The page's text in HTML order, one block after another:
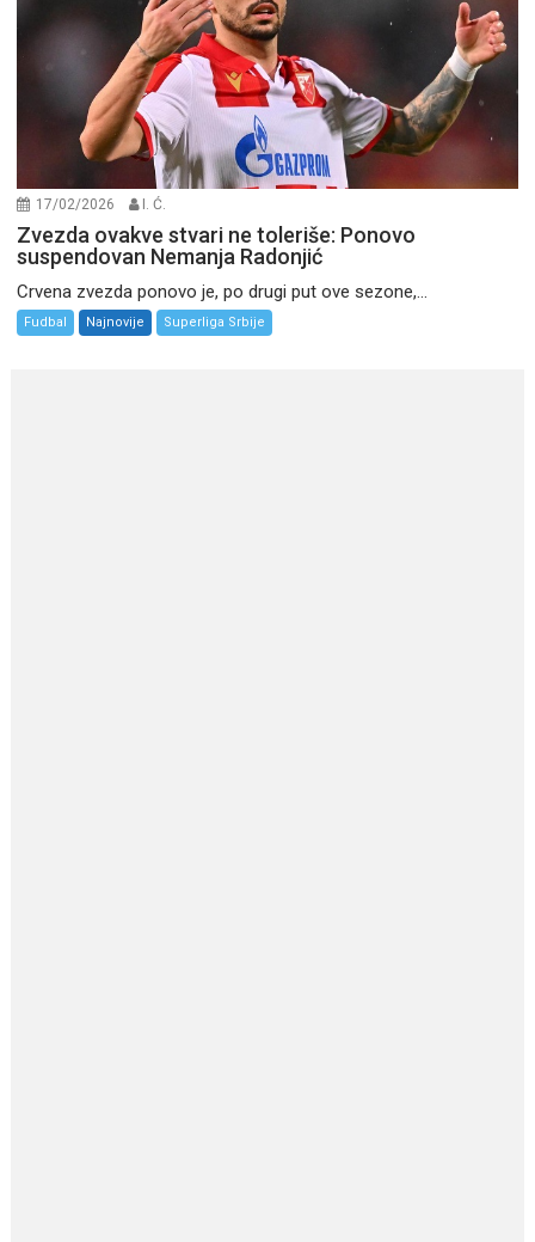
17/02/2026 I. Ć.
Zvezda ovakve stvari ne toleriše: Ponovo
suspendovan Nemanja Radonjić
Crvena zvezda ponovo je, po drugi put ove sezone,...
Fudbal Najnovije Superliga Srbije